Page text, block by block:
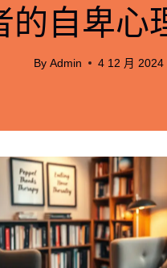
的自卑心
By Admin 4 12 月 2024